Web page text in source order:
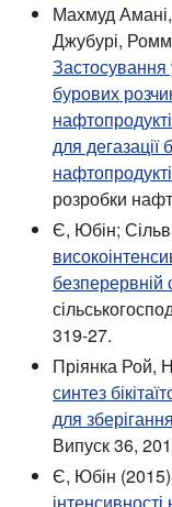
Махмуд
Джубурі,
Застосування
бурових
для дегазації
розробки
Є, Юбін;
безперервній
319-27.
Пріянка Рой,
синтез
для
Випуск 36,
Є, Юбін